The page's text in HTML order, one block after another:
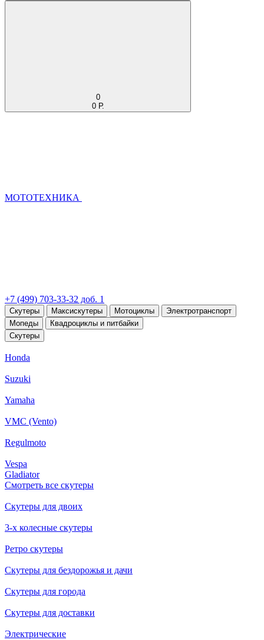
0
0 Р.
МОТОТЕХНИКА
+7 (499) 703-33-32 доб. 1
Скутеры Максискутеры Мотоциклы
Электротранспорт
Мопеды
Квадроциклы и питбайки
Скутеры
Honda
Suzuki
Yamaha
VMC (Vento)
Regulmoto
Vespa
Gladiator
Смотреть все скутеры
Скутеры для двоих
3-х колесные скутеры
Ретро скутеры
Скутеры для бездорожья и дачи
Скутеры для города
Скутеры для доставки
Электрические